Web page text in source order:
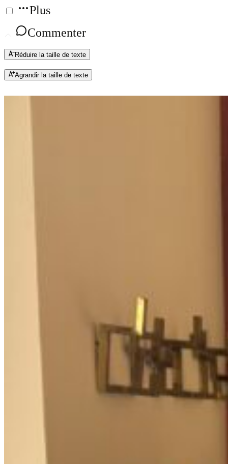
Plus
Commenter
Réduire la taille de texte
Agrandir la taille de texte